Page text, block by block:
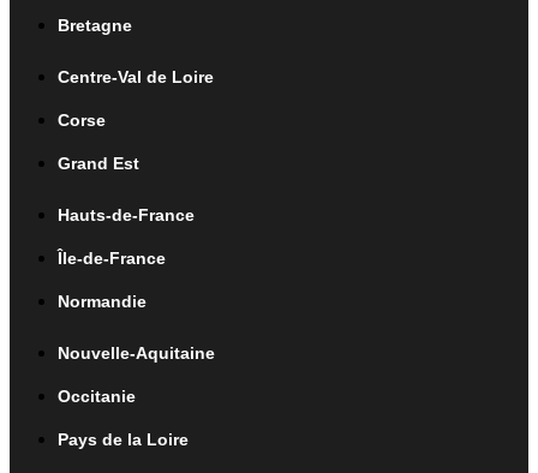
Bretagne
Centre-Val de Loire
Corse
Grand Est
Hauts-de-France
Île-de-France
Normandie
Nouvelle-Aquitaine
Occitanie
Pays de la Loire